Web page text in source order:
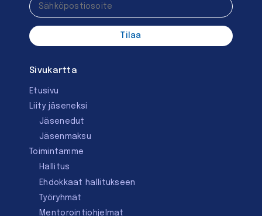
Sivukartta
Etusivu
Liity jäseneksi
Jäsenedut
Jäsenmaksu
Toimintamme
Hallitus
Ehdokkaat hallitukseen
Työryhmät
Mentorointi­ohjelmat